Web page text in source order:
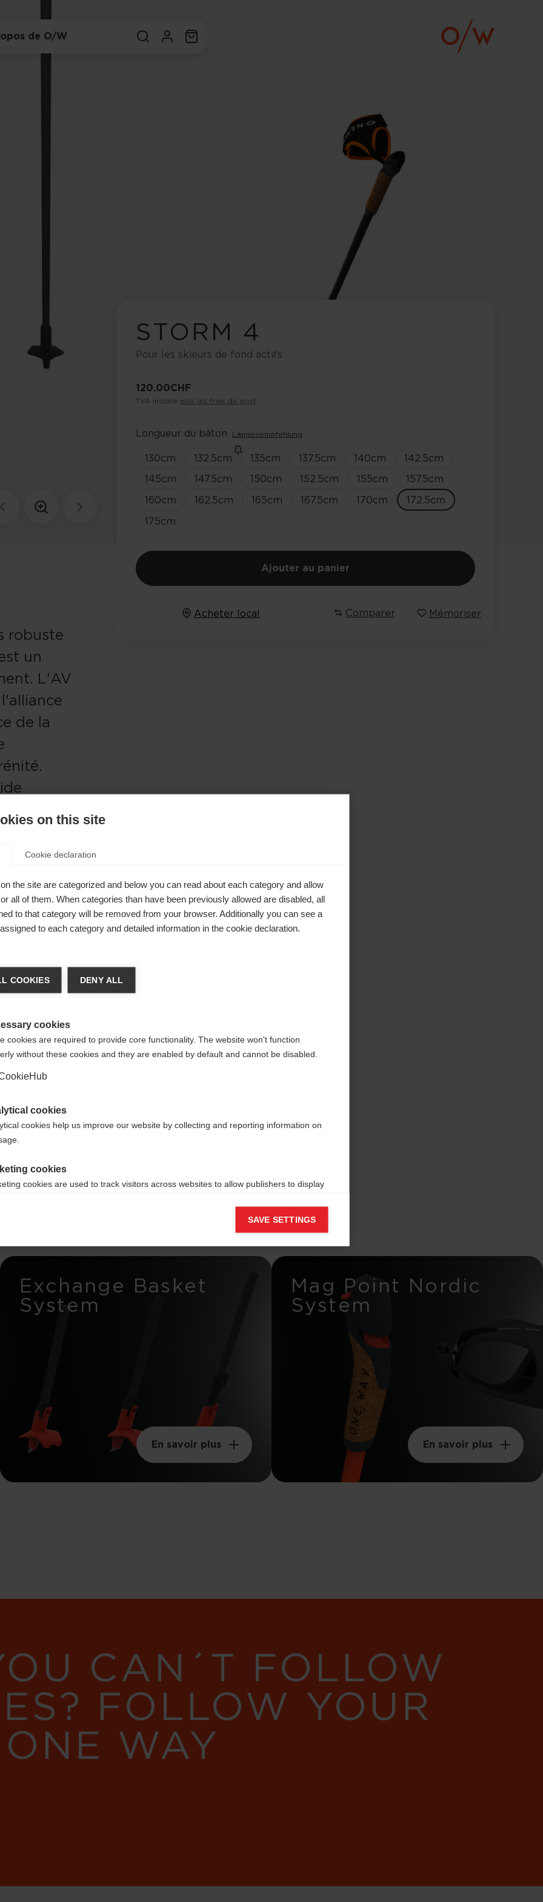
de O/W
STORM 4
Pour les skieurs de fond actifs
120.00 CHF
TVA incluse plus les frais de port
Longueur du bâton Längenempfehlung
130cm 132.5cm 135cm 137.5cm 140cm 142.5cm
145cm 147.5cm 150cm 152.5cm 155cm 157.5cm
160cm 162.5cm 165cm 167.5cm 170cm 172.5cm
175cm
Ajouter au panier
Acheter local Comparer Mémoriser
robuste
un
L'AV
de la
tu
Exchange Basket
System
En savoir plus
Mag Point Nordic
System
En savoir plus
CAN´T FOLLOW
FOLLOW YOUR
WAY
wechseln
States (English)
Ja, ich möchte umgeleitet werden
on this site
Cookie declaration
the site are categorized and below you can read about each category and allow
all of them. When categories than have been previously allowed are disabled, all
to that category will be removed from your browser. Additionally you can see a
to each category and detailed information in the cookie declaration.
COOKIES DENY ALL
cookies
cookies are required to provide core functionality. The website won't function
without these cookies and they are enabled by default and cannot be disabled.
cookies
cookies help us improve our website by collecting and reporting information on
cookies
cookies are used to track visitors across websites to allow publishers to display
SAVE SETTINGS